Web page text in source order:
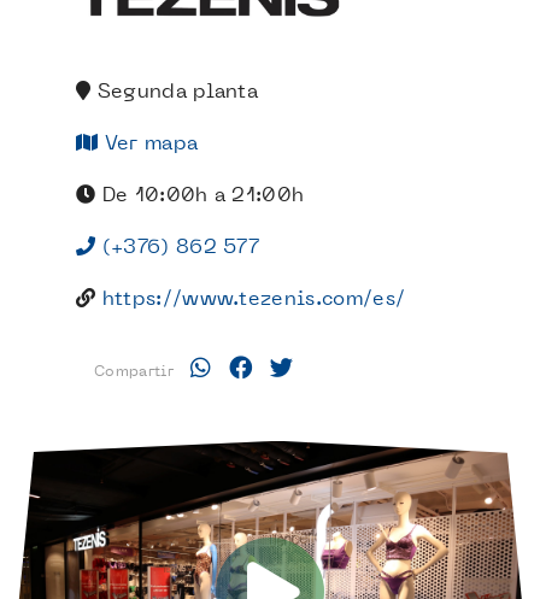
Segunda planta
Ver mapa
De 10:00h a 21:00h
(+376) 862 577
https://www.tezenis.com/es/
Compartir